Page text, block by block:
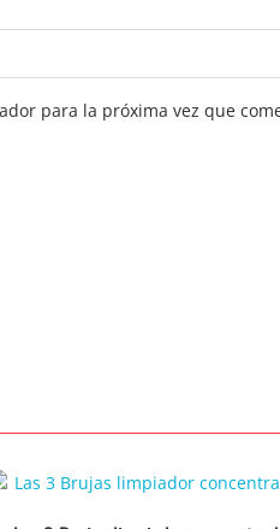
para la próxima vez que